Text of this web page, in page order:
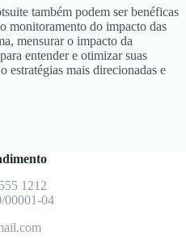
também podem ser benéficas
monitoramento do impacto das
mensurar o impacto da
entender e otimizar suas
estratégias mais direcionadas e
1212
00001-04